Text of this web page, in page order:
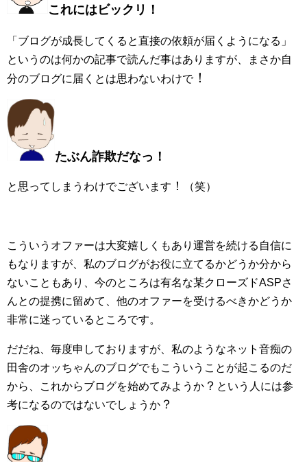
これにはビックリ！
「ブログが成長してくると直接の依頼が届くようになる」
というのは何かの記事で読んだ事はありますが、まさか自
分のブログに届くとは思わないわけで！
たぶん詐欺だなっ！
と思ってしまうわけでございます ！ （笑）
こういうオファーは大変嬉しくもあり運営を続ける自信に
もなりますが、私のブログがお役に立てるかどうか分から
ないこともあり、今のところは有名な某クローズドASPさ
んとの提携に留めて、他のオファーを受けるべきかどうか
非常に迷っているところです。
だだね、毎度申しておりますが、私のようなネット音痴の
田舎のオッちゃんのブログでもこういうことが起こるのだ
から、これからブログを始めてみようか ？ という人には参
考になるのではないでしょうか ？